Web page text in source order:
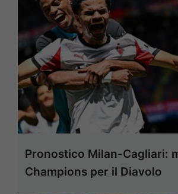
Pronostico Milan-Cagliari:
Champions per il Diavolo